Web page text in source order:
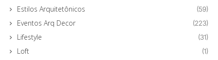
Estilos Arquitetônicos (59)
Eventos Arq Decor (223)
Lifestyle (31)
Loft (1)